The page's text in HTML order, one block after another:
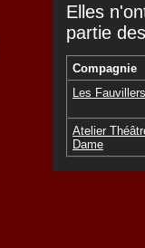
Elles
partie
Compagnie
Les
Atelier
Dame